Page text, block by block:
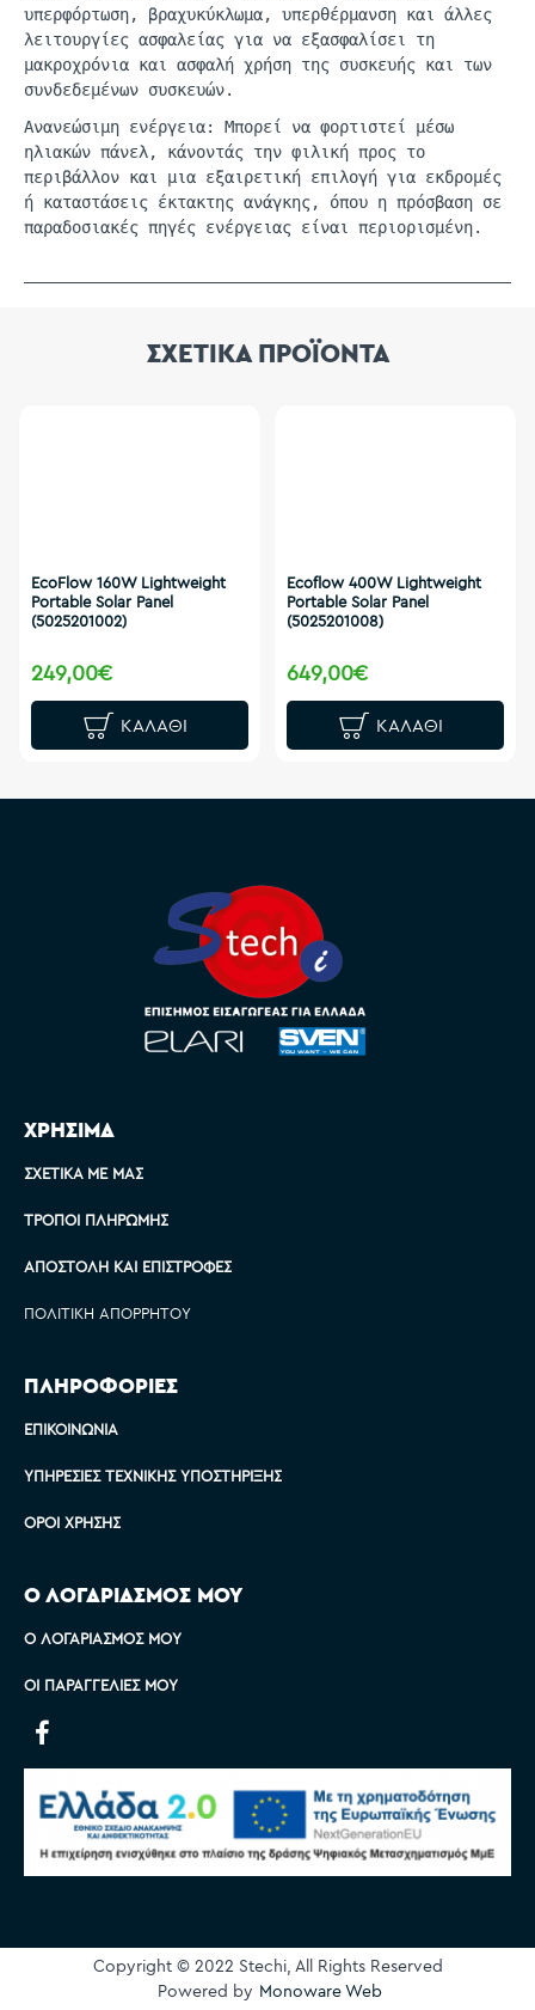
υπερφόρτωση, βραχυκύκλωμα, υπερθέρμανση και άλλες
λειτουργίες ασφαλείας για να εξασφαλίσει τη
μακροχρόνια και ασφαλή χρήση της συσκευής και των
συνδεδεμένων συσκευών.
Ανανεώσιμη ενέργεια: Μπορεί να φορτιστεί μέσω
ηλιακών πάνελ, κάνοντάς την φιλική προς το
περιβάλλον και μια εξαιρετική επιλογή για εκδρομές
ή καταστάσεις έκτακτης ανάγκης, όπου η πρόσβαση σε
παραδοσιακές πηγές ενέργειας είναι περιορισμένη.
ΣΧΕΤΙΚΑ ΠΡΟΪΟΝΤΑ
EcoFlow 160W Lightweight
Portable Solar Panel
(5025201002)
249,00€
ΚΑΛΆΘΙ
Ecoflow 400W Lightweight
Portable Solar Panel
(5025201008)
649,00€
ΚΑΛΆΘΙ
ΧΡΗΣΙΜΑ
ΣΧΕΤΙΚΆ ΜΕ ΜΑΣ
ΤΡΌΠΟΙ ΠΛΗΡΩΜΉΣ
ΑΠΟΣΤΟΛΉ ΚΑΙ ΕΠΙΣΤΡΟΦΈΣ
ΠΟΛΙΤΙΚΉ ΑΠΟΡΡΉΤΟΥ
ΠΛΗΡΟΦΟΡΙΕΣ
ΕΠΙΚΟΙΝΩΝΊΑ
ΥΠΗΡΕΣΊΕΣ ΤΕΧΝΙΚΉΣ ΥΠΟΣΤΉΡΙΞΗΣ
ΌΡΟΙ ΧΡΉΣΗΣ
Ο ΛΟΓΑΡΙΑΣΜΟΣ ΜΟΥ
Ο ΛΟΓΑΡΙΑΣΜΌΣ ΜΟΥ
ΟΙ ΠΑΡΑΓΓΕΛΊΕΣ ΜΟΥ
Copyright © 2022 Stechi, All Rights Reserved
Powered by Monoware Web